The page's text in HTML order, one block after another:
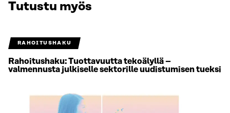
Tutustu myös
RAHOITUSHAKU
Rahoitushaku: Tuottavuutta tekoälyllä –
valmennusta julkiselle sektorille uudistumisen tueksi